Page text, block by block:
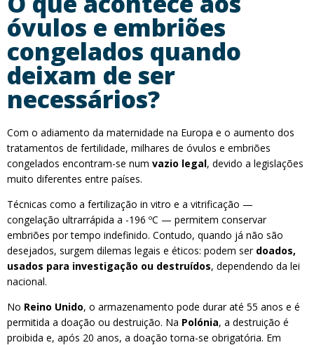
óvulos e embriões
congelados quando
deixam de ser
necessários?
Com o adiamento da maternidade na Europa e o aumento dos
tratamentos de fertilidade, milhares de óvulos e embriões
congelados encontram-se num vazio legal, devido a legislações
muito diferentes entre países.
Técnicas como a fertilização in vitro e a vitrificação —
congelação ultrarrápida a -196 ºC — permitem conservar
embriões por tempo indefinido. Contudo, quando já não são
desejados, surgem dilemas legais e éticos: podem ser doados,
usados para investigação ou destruídos, dependendo da lei
nacional.
No Reino Unido, o armazenamento pode durar até 55 anos e é
permitida a doação ou destruição. Na Polónia, a destruição é
proibida e, após 20 anos, a doação torna-se obrigatória. Em